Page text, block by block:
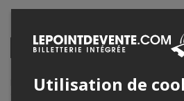
Twitter
courriel
Lepointdevente.com agit à titre de
dans le cadre de l’affichage en ligne et
Utilisation de